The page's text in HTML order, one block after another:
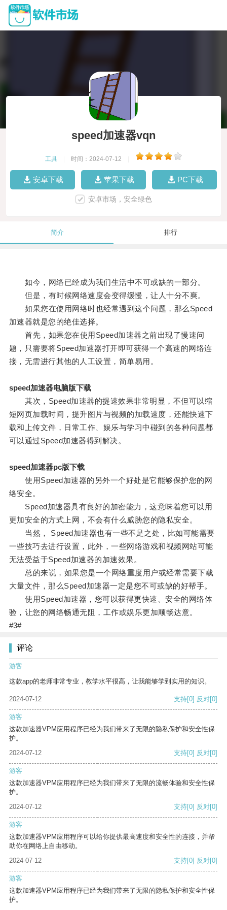
speed加速器vqn
工具 时间：2024-07-12
安卓下载 苹果下载 PC下载
安卓市场，安全绿色
简介 排行
如今，网络已经成为我们生活中不可或缺的一部分。
但是，有时候网络速度会变得缓慢，让人十分不爽。
如果您在使用网络时也经常遇到这个问题，那么Speed
加速器就是您的绝佳选择。
首先，如果您在使用Speed加速器之前出现了慢速问
题，只需要将Speed加速器打开即可获得一个高速的网络连
接，无需进行其他的人工设置，简单易用。
speed加速器电脑版下载
其次，Speed加速器的提速效果非常明显，不但可以缩
短网页加载时间，提升图片与视频的加载速度，还能快速下
载和上传文件，日常工作、娱乐与学习中碰到的各种问题都
可以通过Speed加速器得到解决。
speed加速器pc版下载
使用Speed加速器的另外一个好处是它能够保护您的网
络安全。
Speed加速器具有良好的加密能力，这意味着您可以用
更加安全的方式上网，不会有什么威胁您的隐私安全。
当然， Speed加速器也有一些不足之处，比如可能需要
一些技巧去进行设置，此外，一些网络游戏和视频网站可能
无法受益于Speed加速器的加速效果。
总的来说，如果您是一个网络重度用户或经常需要下载
大量文件，那么Speed加速器一定是您不可或缺的好帮手。
使用Speed加速器，您可以获得更快速、安全的网络体
验，让您的网络畅通无阻，工作或娱乐更加顺畅达意。
#3#
评论
游客
这款app的老师非常专业，教学水平很高，让我能够学到实用的知识。
2024-07-12 支持[0] 反对[0]
游客
这款加速器VPM应用程序已经为我们带来了无限的隐私保护和安全性保
护。
2024-07-12
支持[0] 反对[0]
游客
这款加速器VPM应用程序已经为我们带来了无限的流畅体验和安全性保
护。
2024-07-12
支持[0] 反对[0]
游客
这款加速器VPM应用程序可以给你提供最高速度和安全性的连接，并帮
助你在网络上自由移动。
2024-07-12
支持[0] 反对[0]
游客
这款加速器VPM应用程序已经为我们带来了无限的隐私保护和安全性保
护。